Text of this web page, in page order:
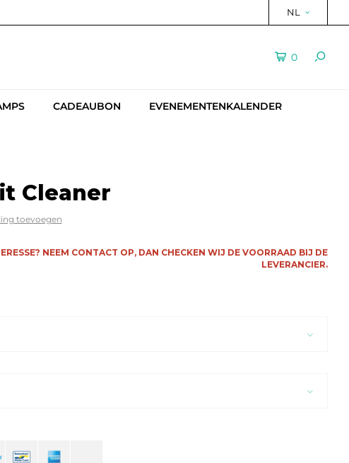
NL
0
CADEAUBON EVENEMENTENKALENDER
Cleaner
toevoegen
NEEM CONTACT OP, DAN CHECKEN WIJ DE VOORRAAD BIJ DE
LEVERANCIER.